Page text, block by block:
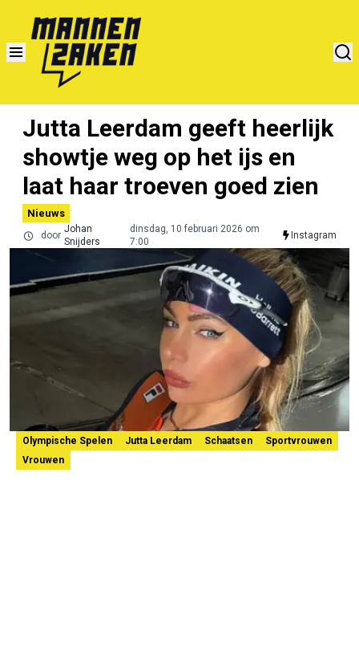
Jutta Leerdam geeft heerlijk
showtje weg op het ijs en
laat haar troeven goed zien
Nieuws
door
Johan
Snijders
dinsdag, 10 februari 2026 om
7:00
Instagram
Olympische Spelen Jutta Leerdam Schaatsen
Sportvrouwen
Vrouwen